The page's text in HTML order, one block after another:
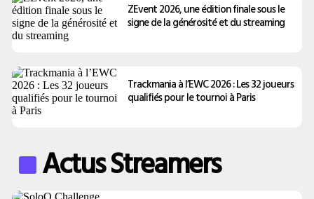
ZEvent 2026, une édition finale sous le
signe de la générosité et du streaming
Trackmania à l’EWC 2026 : Les 32 joueurs
qualifiés pour le tournoi à Paris
Actus Streamers